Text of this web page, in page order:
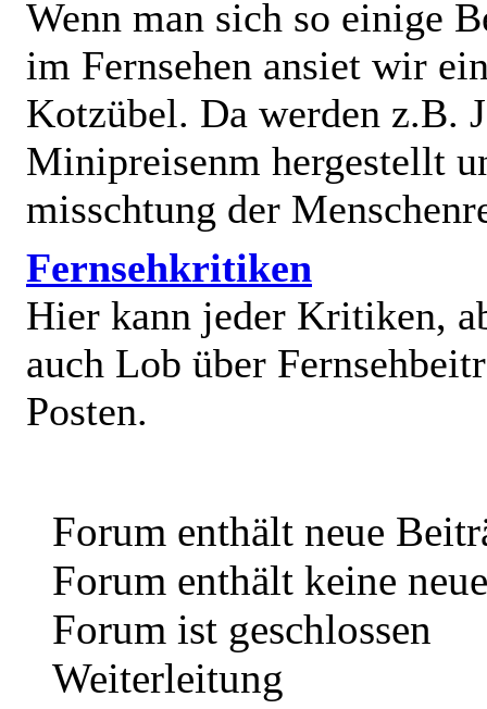
Wenn man sich so einige
im Fernsehen ansiet wir
Kotzübel. Da werden z.B.
Minipreisenm hergestellt
misschtung der
Fernsehkritiken
Hier kann jeder Kritiken,
auch Lob über
Posten.
Forum enthält neue
Forum enthält keine
Forum ist geschlossen
Weiterleitung